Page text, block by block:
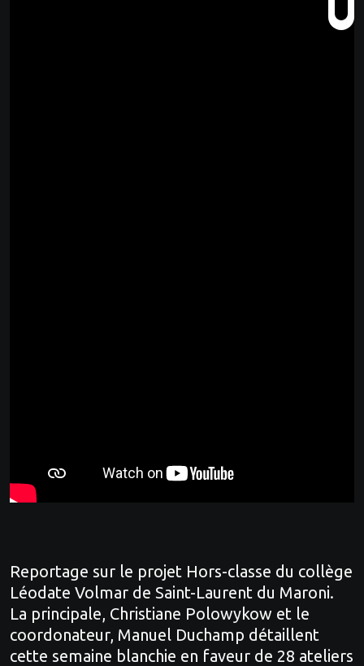
Reportage sur le projet Hors-classe du collège
Léodate Volmar de Saint-Laurent du Maroni.
La principale, Christiane Polowykow et le
coordonateur, Manuel Duchamp détaillent
cette semaine blanchie en faveur de 28 ateliers